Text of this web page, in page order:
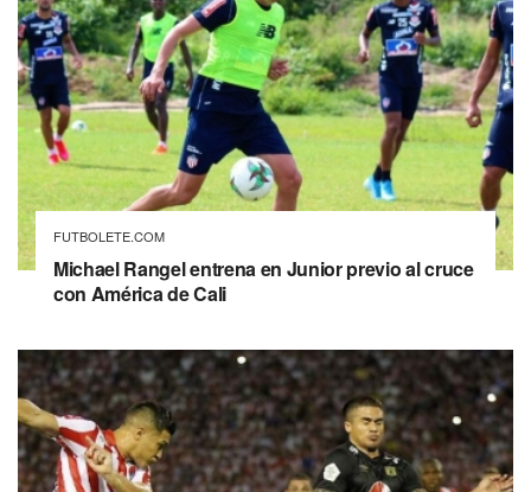
FUTBOLETE.COM
Michael Rangel entrena en Junior previo al cruce
con América de Cali